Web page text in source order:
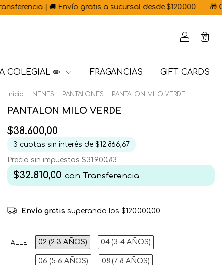
| 🚚 Envío gratis a sucursal desde $120.000 🎁 Con cada
0
COLEGIAL ✏️ FRAGANCIAS GIFT CARDS
Inicio . NENES . PANTALONES . PANTALON MILO VERDE
PANTALON MILO VERDE
$38.600,00
3 cuotas sin interés de $12.866,67
Precio sin impuestos $31.900,83
$32.810,00 con Transferencia
Envío gratis superando los $120.000,00
TALLE 02 (2-3 AÑOS) 04 (3-4 AÑOS)
06 (5-6 AÑOS) 08 (7-8 AÑOS)